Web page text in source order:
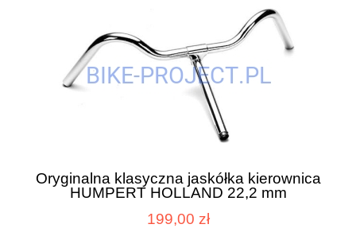
Oryginalna klasyczna jaskółka kierownica
HUMPERT HOLLAND 22,2 mm
199,00 zł